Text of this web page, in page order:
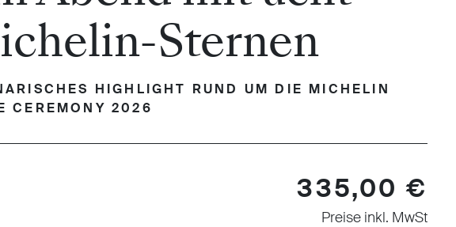
Sternen
HIGHLIGHT RUND UM DIE MICHELIN
CEREMONY 2026
335,00 €
Preise inkl. MwSt